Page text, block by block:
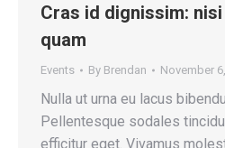
Cras id dignissim:
quam
Events By Brendan November
Nulla ut urna eu lacus
Pellentesque sodales
efficitur eget. Vivamus